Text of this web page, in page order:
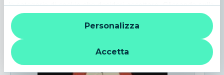
le categorie di cookie che desideri accettare. Cliccando sulla
“X” le impostazioni predefinite vengono lasciate invariate e
quindi la navigazione può continuare senza cookie o altri
strumenti di tracciamento diversi da quelli tecnici. Per
ulteriori informazioni:
informativa privacy
Accetta
Personalizza